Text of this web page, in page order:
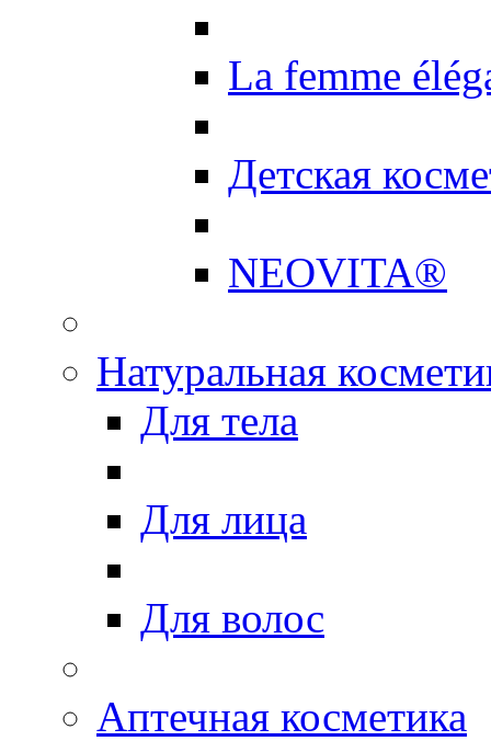
La femme
Детская
NEOVITA®
Натуральная
Для тела
Для лица
Для волос
Аптечная косметика